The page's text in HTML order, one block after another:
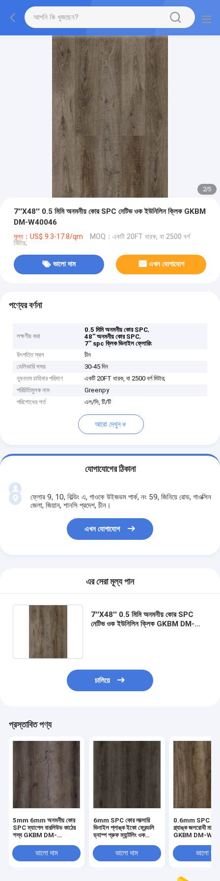
2/5
7''X48'' 0.5 মিমি অনমনীয় কোর SPC নেটিভ ওক ইউনিলিন ক্লিক GKBM
DM-W40046
মূল্য：US$ 9.3-17.8/qm MOQ：একটি 20FT ধারক, বা 2500 বর্গ
মিটার;
ভালো দাম এখন যোগাযোগ
পণ্যের বর্ণনা
লক্ষণীয় করা
0.5 মিমি অনমনীয় কোর SPC,
48'' অনমনীয় কোর SPC,
7'' spc ক্লিক ভিনাইল ফ্লোরিং
উৎপত্তি স্থল
চীন
ডেলিভারি সময়
30-45 দিন
ন্যূনতম চাহিদার পরিমাণ
একটি 20FT ধারক, বা 2500 বর্গ মিটার;
পরিচিতিমুলক নাম
Greenpy
পরিশোধের শর্ত
এল/সি, টি/টি
আরো দেখুন
যোগাযোগের ঠিকানা
ফ্লোর 9, 10, বিল্ডিং এ, গাওকে উইজডম পার্ক, নং 59, জিনিয়ে রোড, গাওক্সিন
জেলা, জিয়ান, শানসি প্রদেশ, চীন।
এখন যোগাযোগ
এর সেরা মূল্য পান
7''X48'' 0.5 মিমি অনমনীয় কোর SPC
নেটিভ ওক ইউনিলিন ক্লিক GKBM DM-
চালিয়ে
প্রস্তাবিত পণ্য
5mm 6mm অনমনীয় কোর
SPC ম্যাপেল বারলিউড কাঠের
শস্য GKBM DM-
ভালো দাম
6mm SPC কোর লাক্সারি
ভিনাইল প্লাঙ্ক ইকো ফ্রেন্ডলি
ড্যাম্প প্রুফ ম্যান্টলিং ওক
ভালো দাম
0.6mm SPC কোর
প্ল্যাঙ্ক জলরোধী
GKBM DM-
ভালো দাম